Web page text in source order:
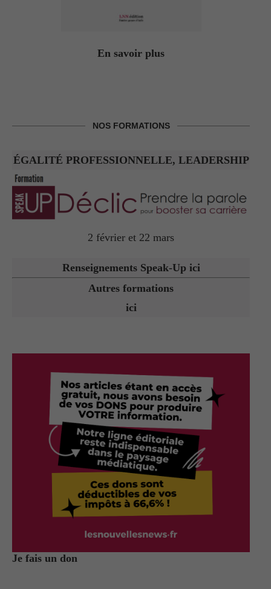
En savoir plus
NOS FORMATIONS
ÉGALITÉ PROFESSIONNELLE, LEADERSHIP
2 février et 22 mars
Renseignements Speak-Up ici
Autres formations
ici
Je fais un don